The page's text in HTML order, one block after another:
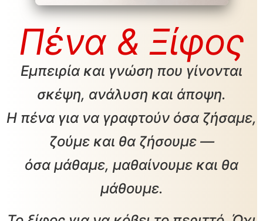
Πένα & Ξίφος
Εμπειρία και γνώση που γίνονται
σκέψη, ανάλυση και άποψη.
Η πένα για να γραφτούν όσα ζήσαμε,
ζούμε και θα ζήσουμε —
όσα μάθαμε, μαθαίνουμε και θα
μάθουμε.